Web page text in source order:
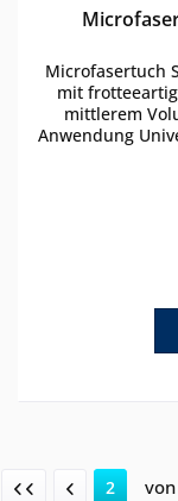
Microfasertuch
mit
mittlerem
Anwendung
2 von